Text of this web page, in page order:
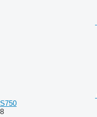
S750
8